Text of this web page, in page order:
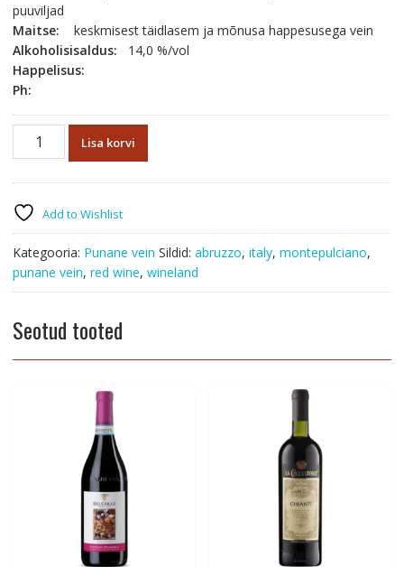
puuviljad
Maitse:
keskmisest täidlasem ja mõnusa happesusega vein
Alkoholisisaldus: 14,0 %/vol
Happelisus:
Ph:
Natale
Verga
´Abruzzo
1895
DOC
2019
kogus
Lisa korvi
Add to Wishlist
Kategooria: Punane vein Sildid: abruzzo, italy, montepulciano,
punane vein, red wine, wineland
Seotud tooted